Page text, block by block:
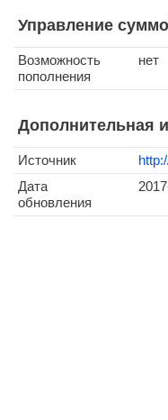
Управление
Возможность
пополнения
нет
Дополнительная
Источник
Дата
обновления